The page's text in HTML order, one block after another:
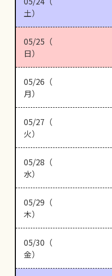
土）
05/25（
日）
05/26（
月）
05/27（
火）
05/28（
水）
05/29（
木）
05/30（
金）